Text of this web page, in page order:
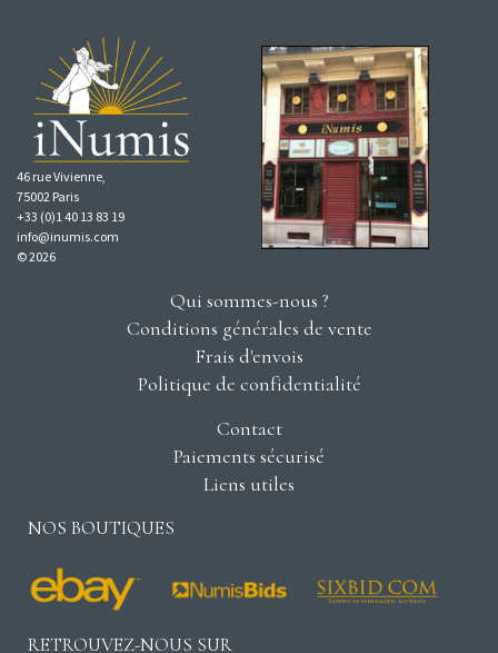
46 rue Vivienne,
75002 Paris
+33 (0)1 40 13 83 19
info@inumis.com
© 2026
Qui sommes-nous ?
Conditions générales de vente
Frais d'envois
Politique de confidentialité
Contact
Paiements sécurisé
Liens utiles
NOS BOUTIQUES
RETROUVEZ-NOUS SUR